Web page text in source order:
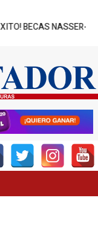
NASSER-UNITEC